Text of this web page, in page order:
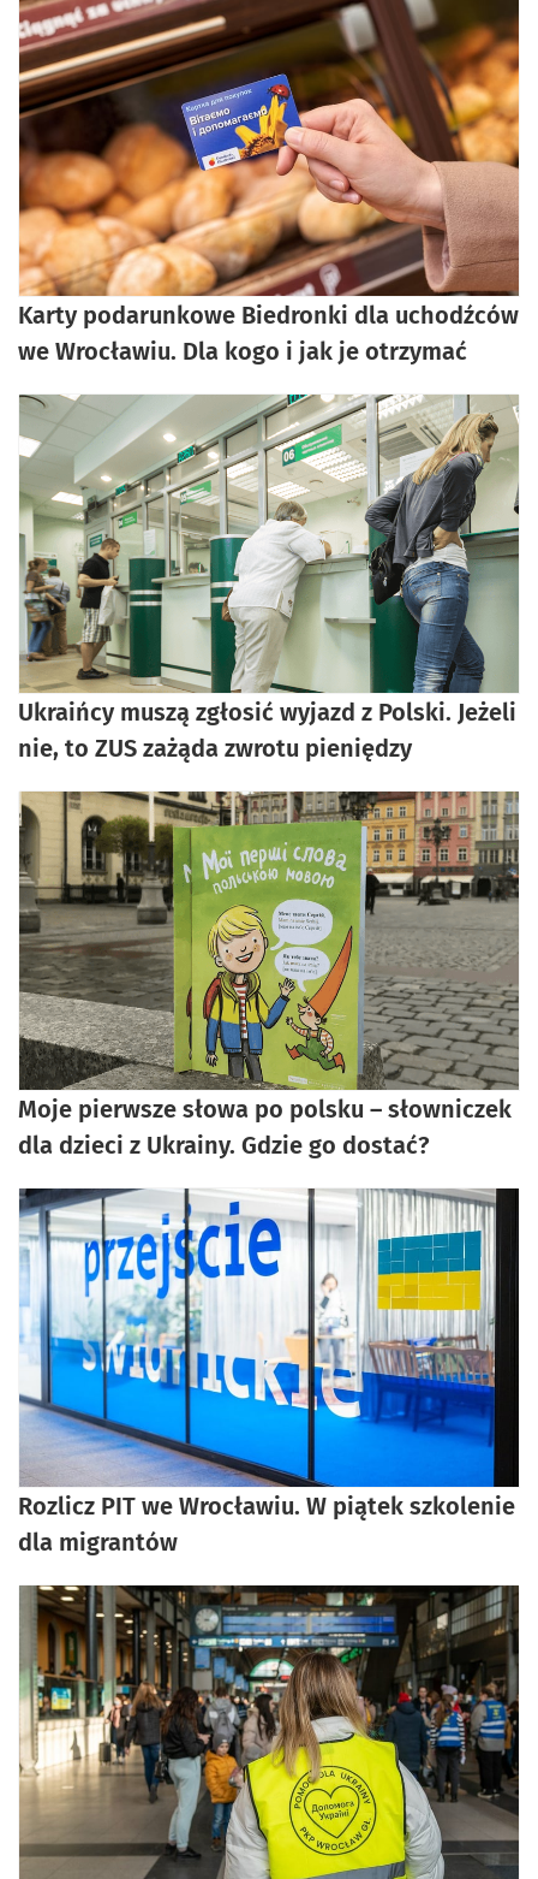
Karty podarunkowe Biedronki dla uchodźców
we Wrocławiu. Dla kogo i jak je otrzymać
Ukraińcy muszą zgłosić wyjazd z Polski. Jeżeli
nie, to ZUS zażąda zwrotu pieniędzy
Moje pierwsze słowa po polsku – słowniczek
dla dzieci z Ukrainy. Gdzie go dostać?
Rozlicz PIT we Wrocławiu. W piątek szkolenie
dla migrantów